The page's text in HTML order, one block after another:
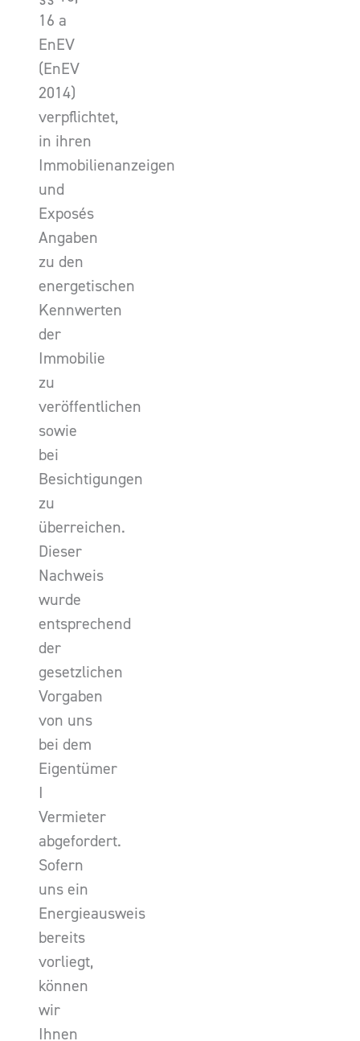
16 a
EnEV
(EnEV
2014)
verpflichtet,
in ihren
Immobilienanzeigen
und
Exposés
Angaben
zu den
energetischen
Kennwerten
der
Immobilie
zu
veröffentlichen
sowie
bei
Besichtigungen
zu
überreichen.
Dieser
Nachweis
wurde
entsprechend
der
gesetzlichen
Vorgaben
von uns
bei dem
Eigentümer
I
Vermieter
abgefordert.
Sofern
uns ein
Energieausweis
bereits
vorliegt,
können
wir
Ihnen